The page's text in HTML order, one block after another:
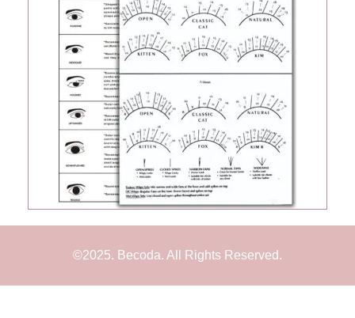
©2025. Becoda. All Rights Reserved.